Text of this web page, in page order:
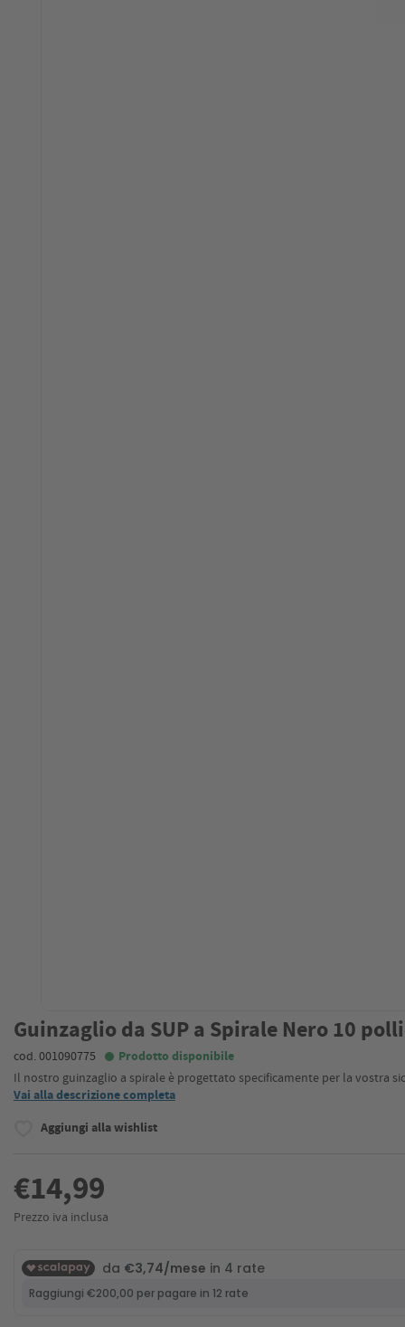
Guinzaglio da SUP a Spirale Nero 10
cod. 001090775 Prodotto disponibile
Il nostro guinzaglio a spirale è progettato specificamente per la vostra
Vai alla descrizione completa
Aggiungi alla wishlist
€14,99
Prezzo iva inclusa